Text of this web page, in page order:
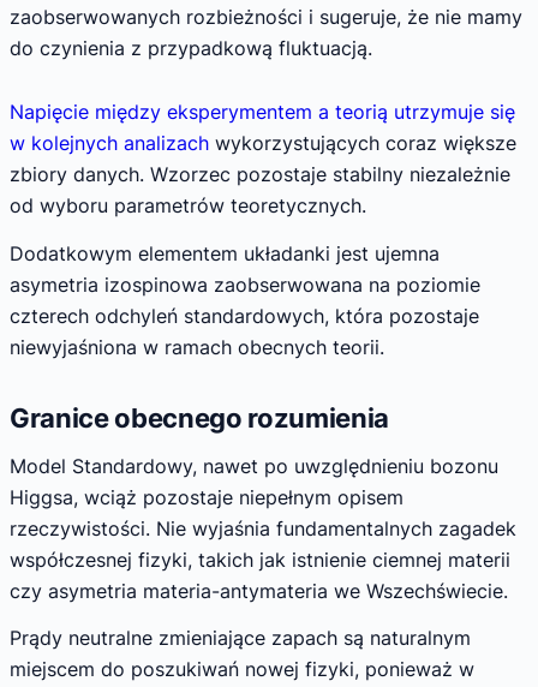
zaobserwowanych rozbieżności i sugeruje, że nie mamy
do czynienia z przypadkową fluktuacją.
Napięcie między eksperymentem a teorią utrzymuje się
w kolejnych analizach wykorzystujących coraz większe
zbiory danych. Wzorzec pozostaje stabilny niezależnie
od wyboru parametrów teoretycznych.
Dodatkowym elementem układanki jest ujemna
asymetria izospinowa zaobserwowana na poziomie
czterech odchyleń standardowych, która pozostaje
niewyjaśniona w ramach obecnych teorii.
Granice obecnego rozumienia
Model Standardowy, nawet po uwzględnieniu bozonu
Higgsa, wciąż pozostaje niepełnym opisem
rzeczywistości. Nie wyjaśnia fundamentalnych zagadek
współczesnej fizyki, takich jak istnienie ciemnej materii
czy asymetria materia-antymateria we Wszechświecie.
Prądy neutralne zmieniające zapach są naturalnym
miejscem do poszukiwań nowej fizyki, ponieważ w